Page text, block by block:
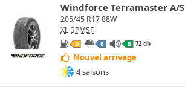
Windforce Terramaster A/S
205/45 R17 88W
XL 3PMSF
D B B 72 db
Nouvel arrivage
4 saisons